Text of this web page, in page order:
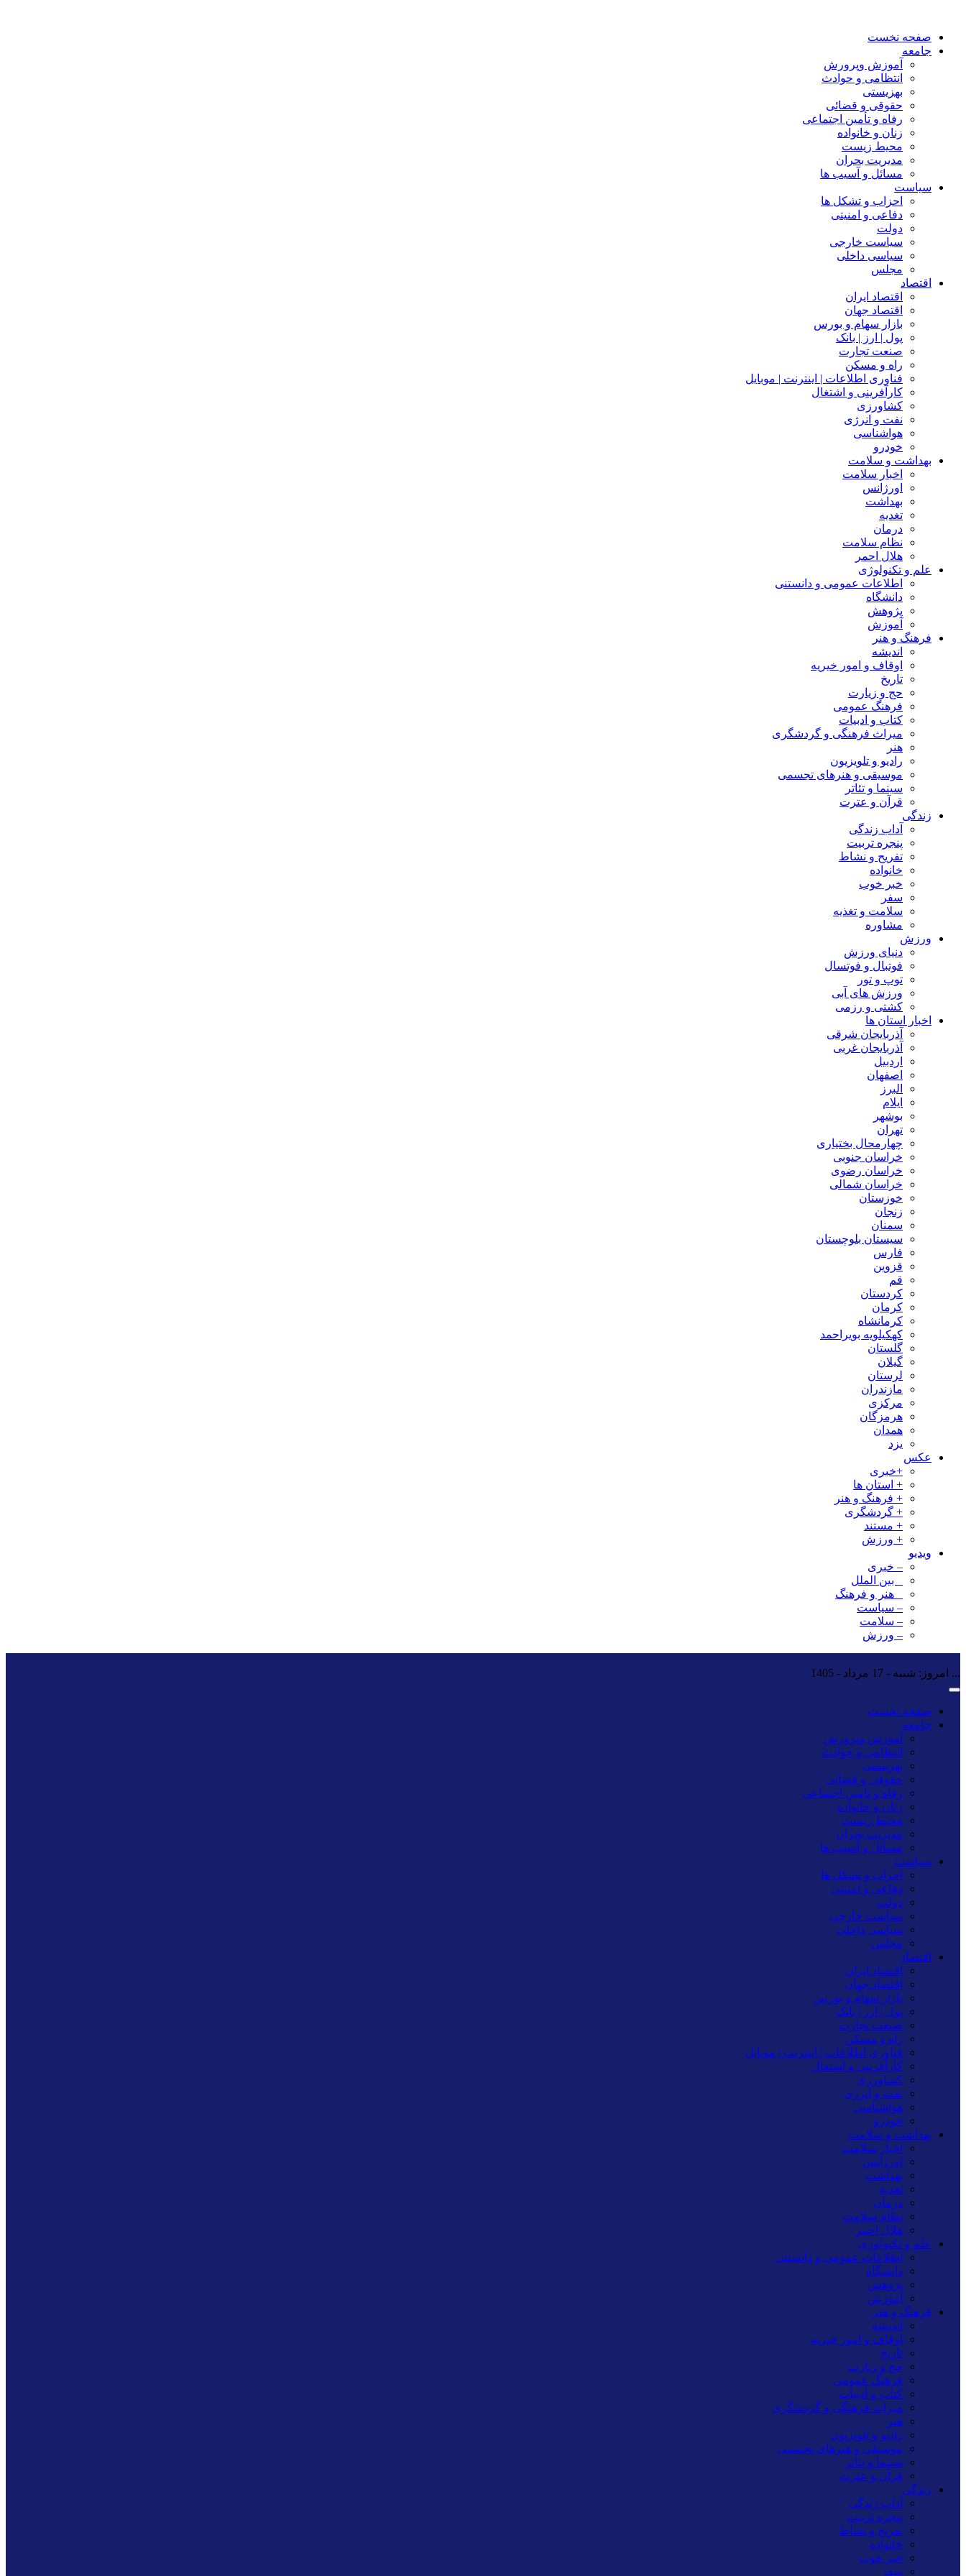
صفحه نخست
جامعه
آموزش وپرورش
انتظامی و حوادث
بهزیستی
حقوقی و قضائی
رفاه و تأمین اجتماعی
زنان و خانواده
محیط زیست
مدیریت بحران
مسائل و آسیب ها
سیاست
احزاب و تشکل ها
دفاعی و امنیتی
دولت
سیاست خارجی
سیاسی داخلی
مجلس
اقتصاد
اقتصاد ایران
اقتصاد جهان
بازار سهام و بورس
پول | ارز | بانک
صنعت تجارت
راه و مسکن
فناوری اطلاعات | اینترنت | موبایل
کارآفرینی و اشتغال
کشاورزی
نفت و انرژی
هواشناسی
خودرو
بهداشت و سلامت
اخبار سلامت
اورژانس
بهداشت
تغدیه
درمان
نظام سلامت
هلال احمر
علم و تکنولوژی
اطلاعات عمومی و دانستنی
دانشگاه
پژوهش
آموزش
فرهنگ و هنر
اندیشه
اوقاف و امور خیریه
تاریخ
حج و زیارت
فرهنگ عمومی
کتاب و ادبیات
میراث فرهنگی و گردشگری
هنر
رادیو و تلویزیون
موسیقی و هنرهای تجسمی
سینما و تئاتر
قرآن و عترت
زندگی
آداب زندگی
پنجره تربیت
تفریح و نشاط
خانواده
خبر خوب
سفر
سلامت و تغذیه
مشاوره
ورزش
دنیای ورزش
فوتبال و فوتسال
توپ و تور
ورزش های آبی
کشتی و رزمی
اخبار استان ها
آذربایجان شرقی
آذربایجان غربی
اردبیل
اصفهان
البرز
ایلام
بوشهر
تهران
چهارمحال بختیاری
خراسان جنوبی
خراسان رضوی
خراسان شمالی
خوزستان
زنجان
سمنان
سیستان بلوچستان
فارس
قزوین
قم
کردستان
کرمان
کرمانشاه
کهکیلویه بویراحمد
گلستان
گیلان
لرستان
مازندران
مرکزی
هرمزگان
همدان
یزد
عکس
+خبری
+ استان ها
+ فرهنگ و هنر
+ گردشگری
+ مستند
+ ورزش
ویدیو
– خبری
_ بین الملل
_ هنر و فرهنگ
– سیاست
– سلامت
– ورزش
... امروز: شنبه - 17 مرداد - 1405
صفحه نخست
جامعه
آموزش وپرورش
انتظامی و حوادث
بهزیستی
حقوقی و قضائی
رفاه و تأمین اجتماعی
زنان و خانواده
محیط زیست
مدیریت بحران
مسائل و آسیب ها
سیاست
احزاب و تشکل ها
دفاعی و امنیتی
دولت
سیاست خارجی
سیاسی داخلی
مجلس
اقتصاد
اقتصاد ایران
اقتصاد جهان
بازار سهام و بورس
پول | ارز | بانک
صنعت تجارت
راه و مسکن
فناوری اطلاعات | اینترنت | موبایل
کارآفرینی و اشتغال
کشاورزی
نفت و انرژی
هواشناسی
خودرو
بهداشت و سلامت
اخبار سلامت
اورژانس
بهداشت
تغدیه
درمان
نظام سلامت
هلال احمر
علم و تکنولوژی
اطلاعات عمومی و دانستنی
دانشگاه
پژوهش
آموزش
فرهنگ و هنر
اندیشه
اوقاف و امور خیریه
تاریخ
حج و زیارت
فرهنگ عمومی
کتاب و ادبیات
میراث فرهنگی و گردشگری
هنر
رادیو و تلویزیون
موسیقی و هنرهای تجسمی
سینما و تئاتر
قرآن و عترت
زندگی
آداب زندگی
پنجره تربیت
تفریح و نشاط
خانواده
خبر خوب
سفر